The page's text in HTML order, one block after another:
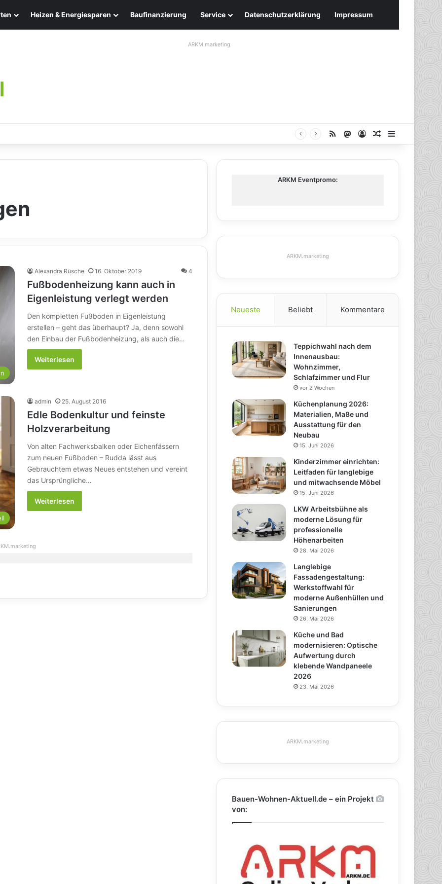
Heizen & Energiesparen Baufinanzierung Service Datenschutzerklärung Impressum
ARKM.marketing
RSS Mastodon
AnmeldenZufälliger
Alexandra Rüsche 16. Oktober 2019 4
Fußbodenheizung kann auch in
Eigenleistung verlegt werden
Den kompletten Fußboden in Eigenleistung
erstellen – geht das überhaupt? Ja, denn sowohl
den Einbau der Fußbodenheizung, als auch die…
Weiterlesen
admin 25. August 2016
Edle Bodenkultur und feinste
Holzverarbeitung
Von alten Fachwerksbalken oder Eichenfässern
zum neuen Fußboden – Rudda lässt aus
Gebrauchtem etwas Neues entstehen und vereint
das Ursprüngliche…
Weiterlesen
ARKM Eventpromo:
ARKM.marketing
Neueste Beliebt Kommentare
Teppichwahl nach dem
Innenausbau:
Wohnzimmer,
Schlafzimmer und Flur
vor 2 Wochen
Küchenplanung 2026:
Materialien, Maße und
Ausstattung für den
Neubau
15. Juni 2026
Kinderzimmer einrichten:
Leitfaden für langlebige
und mitwachsende Möbel
15. Juni 2026
LKW Arbeitsbühne als
moderne Lösung für
professionelle
Höhenarbeiten
28. Mai 2026
Langlebige
Fassadengestaltung:
Werkstoffwahl für
moderne Außenhüllen und
Sanierungen
26. Mai 2026
Küche und Bad
modernisieren: Optische
Aufwertung durch
klebende Wandpaneele
2026
23. Mai 2026
ARKM.marketing
Bauen-Wohnen-Aktuell.de – ein Projekt
von: